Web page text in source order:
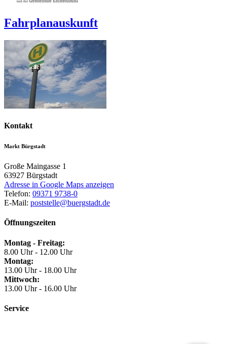
Fahrplanauskunft
Kontakt
Markt Bürgstadt
Große Maingasse 1
63927 Bürgstadt
Adresse in Google Maps anzeigen
Telefon: 09371 9738-0
E-Mail: poststelle@buergstadt.de
Öffnungszeiten
Montag - Freitag:
8.00 Uhr - 12.00 Uhr
Montag:
13.00 Uhr - 18.00 Uhr
Mittwoch:
13.00 Uhr - 16.00 Uhr
Service